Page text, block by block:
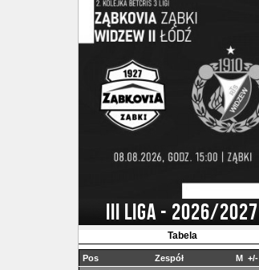
III LIGA - 2026/2027
Tabela
Pos Zespół M +/-